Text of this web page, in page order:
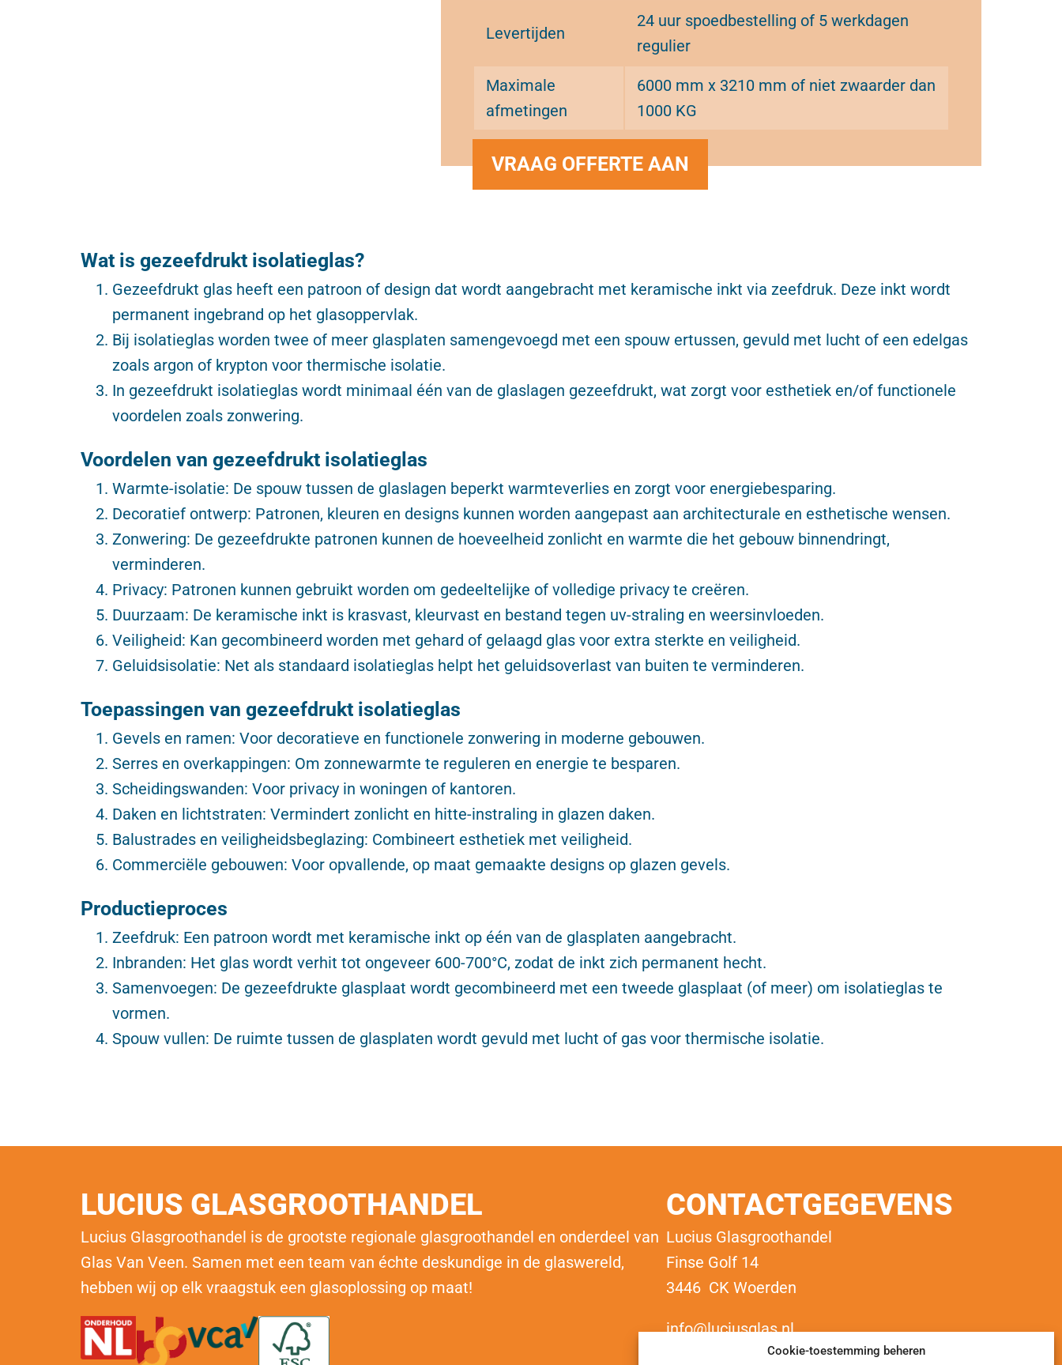
Cookie-toestemming beheren
Levertijden
24 uur spoedbestelling of 5 werkdagen
regulier
Maximale
afmetingen
6000 mm x 3210 mm of niet zwaarder dan
1000 KG
VRAAG OFFERTE AAN
Wat is gezeefdrukt isolatieglas?
Gezeefdrukt glas heeft een patroon of design dat wordt aangebracht met keramische inkt via zeefdruk. Deze inkt wordt
permanent ingebrand op het glasoppervlak.
Bij isolatieglas worden twee of meer glasplaten samengevoegd met een spouw ertussen, gevuld met lucht of een edelgas
zoals argon of krypton voor thermische isolatie.
In gezeefdrukt isolatieglas wordt minimaal één van de glaslagen gezeefdrukt, wat zorgt voor esthetiek en/of functionele
voordelen zoals zonwering.
Voordelen van gezeefdrukt isolatieglas
Warmte-isolatie: De spouw tussen de glaslagen beperkt warmteverlies en zorgt voor energiebesparing.
Decoratief ontwerp: Patronen, kleuren en designs kunnen worden aangepast aan architecturale en esthetische wensen.
Zonwering: De gezeefdrukte patronen kunnen de hoeveelheid zonlicht en warmte die het gebouw binnendringt,
verminderen.
Privacy: Patronen kunnen gebruikt worden om gedeeltelijke of volledige privacy te creëren.
Duurzaam: De keramische inkt is krasvast, kleurvast en bestand tegen uv-straling en weersinvloeden.
Veiligheid: Kan gecombineerd worden met gehard of gelaagd glas voor extra sterkte en veiligheid.
Geluidsisolatie: Net als standaard isolatieglas helpt het geluidsoverlast van buiten te verminderen.
Toepassingen van gezeefdrukt isolatieglas
Gevels en ramen: Voor decoratieve en functionele zonwering in moderne gebouwen.
Serres en overkappingen: Om zonnewarmte te reguleren en energie te besparen.
Scheidingswanden: Voor privacy in woningen of kantoren.
Daken en lichtstraten: Vermindert zonlicht en hitte-instraling in glazen daken.
Balustrades en veiligheidsbeglazing: Combineert esthetiek met veiligheid.
Commerciële gebouwen: Voor opvallende, op maat gemaakte designs op glazen gevels.
Productieproces
Zeefdruk: Een patroon wordt met keramische inkt op één van de glasplaten aangebracht.
Inbranden: Het glas wordt verhit tot ongeveer 600-700°C, zodat de inkt zich permanent hecht.
Samenvoegen: De gezeefdrukte glasplaat wordt gecombineerd met een tweede glasplaat (of meer) om isolatieglas te
vormen.
Spouw vullen: De ruimte tussen de glasplaten wordt gevuld met lucht of gas voor thermische isolatie.
LUCIUS GLASGROOTHANDEL
Lucius Glasgroothandel is de grootste regionale glasgroothandel en onderdeel van
Glas Van Veen. Samen met een team van échte deskundige in de glaswereld,
hebben wij op elk vraagstuk een glasoplossing op maat!
CONTACTGEGEVENS
Lucius Glasgroothandel
Finse Golf 14
3446 CK Woerden
info@luciusglas.nl
bestellingen@luciusglas.nl